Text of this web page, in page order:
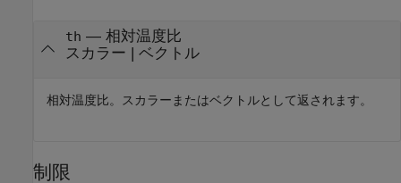
th — 相対温度比
スカラー | ベクトル
相対温度比。スカラーまたはベクトルとして返されます。
制限